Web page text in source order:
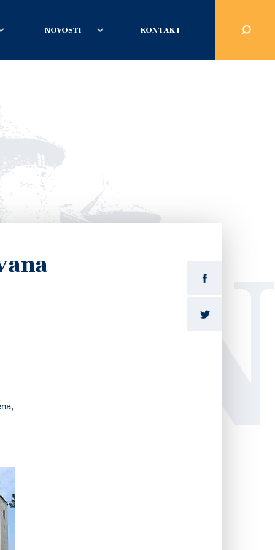
NOVOSTI KONTAKT